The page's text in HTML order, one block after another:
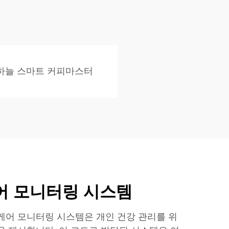
늘 스마트 커피마스터
모니터링 시스템
어 모니터링 시스템은 개인 건강 관리를 위